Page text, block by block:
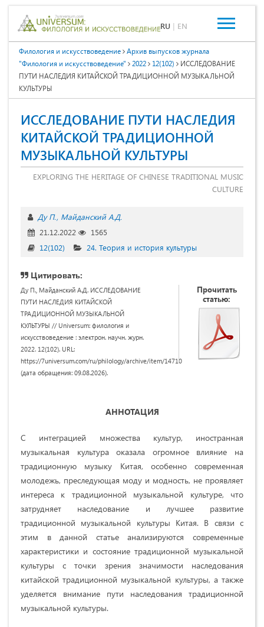
RU | EN
Филология и искусствоведение
Архив выпусков журнала
"Филология и искусствоведение"
2022 12(102)
ИССЛЕДОВАНИЕ
ПУТИ НАСЛЕДИЯ КИТАЙСКОЙ ТРАДИЦИОННОЙ МУЗЫКАЛЬНОЙ
КУЛЬТУРЫ
ИССЛЕДОВАНИЕ ПУТИ НАСЛЕДИЯ
КИТАЙСКОЙ ТРАДИЦИОННОЙ
МУЗЫКАЛЬНОЙ КУЛЬТУРЫ
EXPLORING THE HERITAGE OF CHINESE TRADITIONAL MUSIC
CULTURE
Ду П. Майданский А.Д.
21.12.2022
1565
12(102)
24. Теория и история культуры
Цитировать:
Ду П., Майданский А.Д. ИССЛЕДОВАНИЕ
ПУТИ НАСЛЕДИЯ КИТАЙСКОЙ
ТРАДИЦИОННОЙ МУЗЫКАЛЬНОЙ
КУЛЬТУРЫ // Universum: филология и
искусствоведение : электрон. научн. журн.
2022. 12(102). URL:
https://7universum.com/ru/philology/archive/item/14710
(дата обращения: 09.08.2026).
Прочитать
статью:
АННОТАЦИЯ
С интеграцией множества культур, иностранная
музыкальная культура оказала огромное влияние на
традиционную музыку Китая, особенно современная
молодежь, преследующая моду и модность, не проявляет
интереса к традиционной музыкальной культуре, что
затрудняет наследование и лучшее развитие
традиционной музыкальной культуры Китая. В связи с
этим в данной статье анализируются современные
характеристики и состояние традиционной музыкальной
культуры с точки зрения значимости наследования
китайской традиционной музыкальной культуры, а также
уделяется внимание пути наследования традиционной
музыкальной культуры.